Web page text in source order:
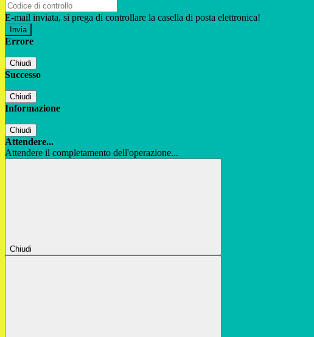
E-mail inviata, si prega di controllare la casella di posta elettronica!
Errore
Chiudi
Successo
Chiudi
Informazione
Chiudi
Attendere...
Attendere il completamento dell'operazione...
Chiudi